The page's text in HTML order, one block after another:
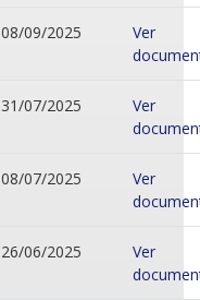
08/09/2025
Ver
31/07/2025
Ver
08/07/2025
Ver
26/06/2025
Ver